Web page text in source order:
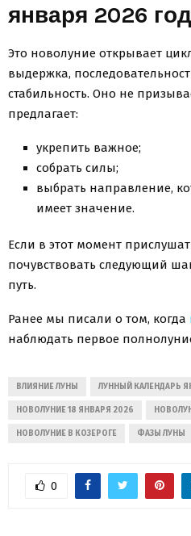
января 2026
Это новолуние открывает
выдержка,
стабильность. Оно не
предлагает:
укрепить важное;
собрать силы;
выбрать направление,
имеет значение.
Если в этот момент
почувствовать следующий
путь.
Ранее мы писали о том, когда
наблюдать первое
ВЛИЯНИЕ ЛУНЫ ЛУННЫЙ КАЛЕНДАРЬ
НОВОЛУНИЕ 18 ЯНВАРЯ 2026
НОВОЛУНИЕ В КОЗЕРОГЕ ФАЗЫ ЛУНЫ
0